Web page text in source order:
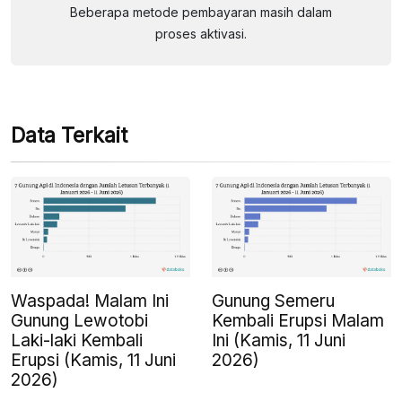
Beberapa metode pembayaran masih dalam
proses aktivasi.
Data Terkait
Waspada! Malam Ini
Gunung Lewotobi
Laki-laki Kembali
Erupsi (Kamis, 11 Juni
2026)
Gunung Semeru
Kembali Erupsi Malam
Ini (Kamis, 11 Juni
2026)